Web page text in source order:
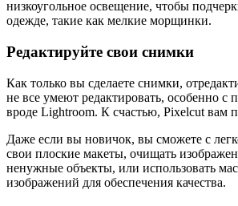
низкоугольное освещение, чтобы
одежде, такие как мелкие морщинки.
Редактируйте свои снимки
Как только вы сделаете снимки,
не все умеют редактировать, особенно
вроде Lightroom. К счастью, Pixelcut вам
Даже если вы новичок, вы сможете с
свои плоские макеты, очищать
ненужные объекты, или использовать
изображений для обеспечения качества.